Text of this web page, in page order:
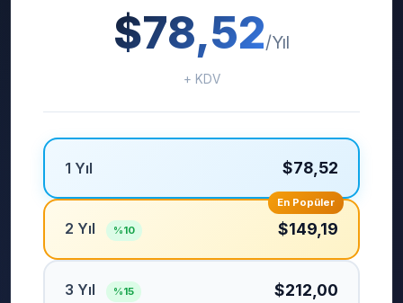
$78,52/Yıl
+ KDV
1 Yıl $78,52
En Popüler
2 Yıl %10 $149,19
3 Yıl %15 $212,00